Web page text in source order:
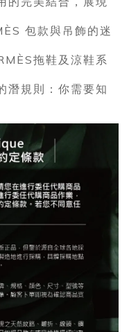
包款與吊飾的迷
拖鞋及涼鞋系
潛規則：你需要知